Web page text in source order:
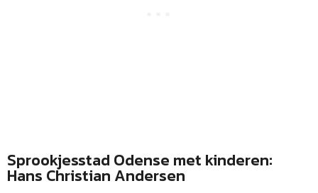
Sprookjesstad Odense met kinderen:
Hans Christian Andersen